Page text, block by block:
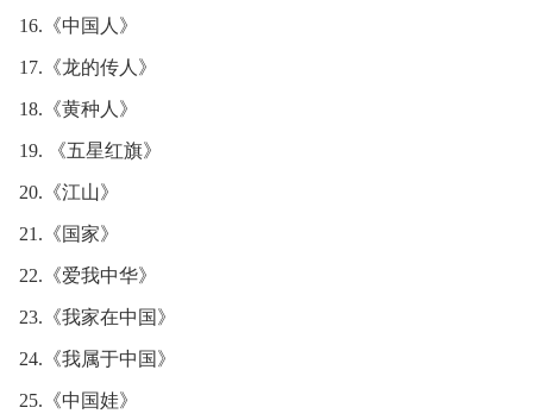
16.《中国人》
17.《龙的传人》
18.《黄种人》
19. 《五星红旗》
20.《江山》
21.《国家》
22.《爱我中华》
23.《我家在中国》
24.《我属于中国》
25.《中国娃》